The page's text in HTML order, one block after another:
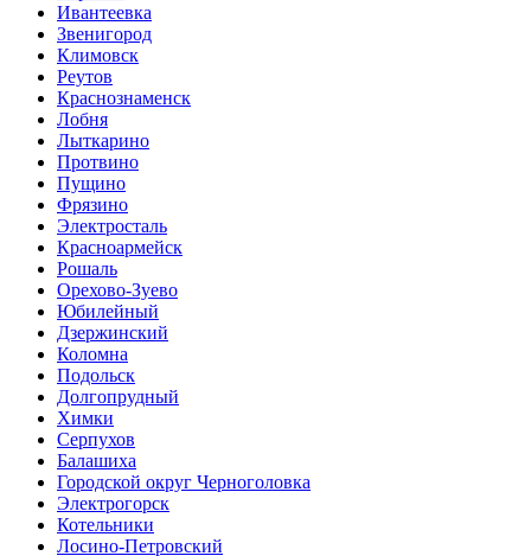
Ивантеевка
Звенигород
Климовск
Реутов
Краснознаменск
Лобня
Лыткарино
Протвино
Пущино
Фрязино
Электросталь
Красноармейск
Рошаль
Орехово-Зуево
Юбилейный
Дзержинский
Коломна
Подольск
Долгопрудный
Химки
Серпухов
Балашиха
Городской округ Черноголовка
Электрогорск
Котельники
Лосино-Петровский